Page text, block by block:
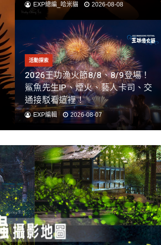
EXP總編_哈米貓 2026-08-08
活動探索
2026王功漁火節8/8、8/9登場！
鯊魚先生IP、煙火、藝人卡司、交
通接駁看這裡！
EXP編輯 2026-08-07